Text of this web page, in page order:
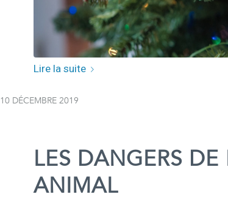
Lire la suite
10 DÉCEMBRE 2019
LES DANGERS DE
ANIMAL